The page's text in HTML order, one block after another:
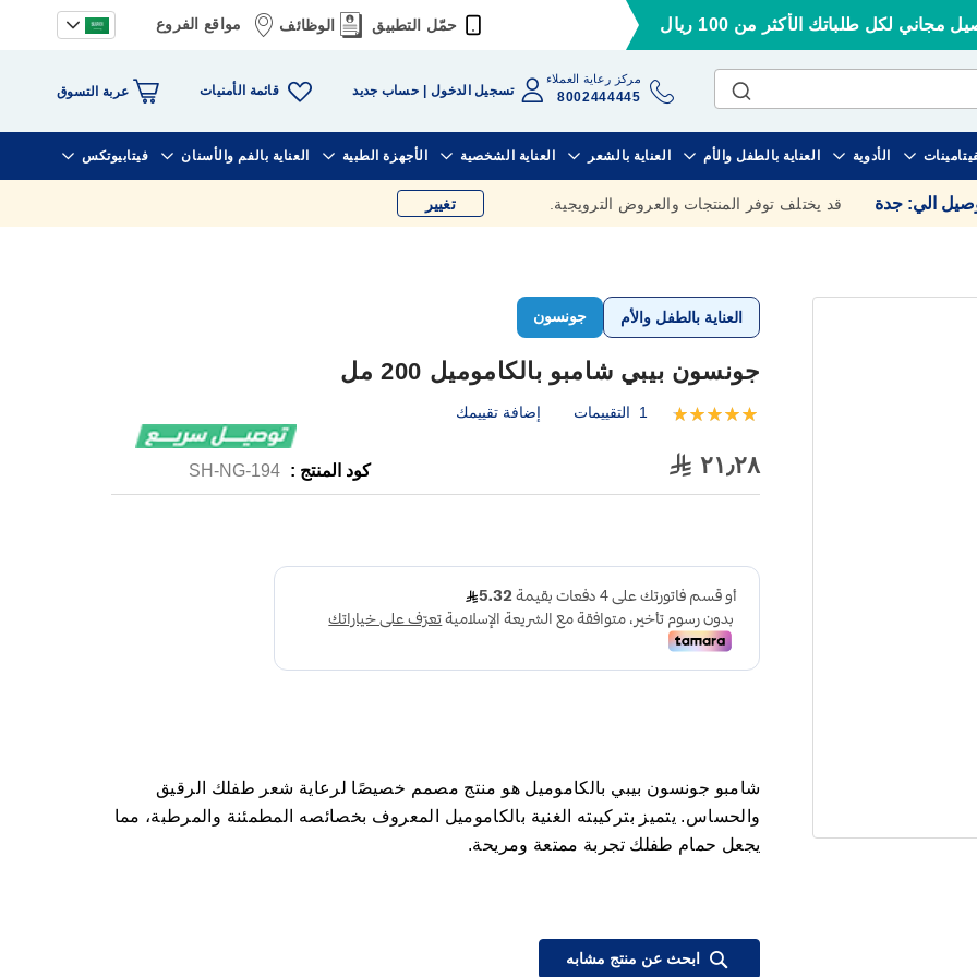
مجاني لكل طلباتك الأكثر من 100 ريال حمّل التطبيق الوظائف مواقع الفروع
مركز رعاية العملاء
8002444445 تسجيل الدخول حساب جديد قائمة الأمنيات عربة التسوق
الأدوية العناية بالطفل والأم العناية بالشعر العناية الشخصية الأجهزة الطبية العناية بالفم والأسنان فيتابيوتكس
الي: جدة قد يختلف توفر المنتجات والعروض الترويجية. تغيير
العناية بالطفل والأم جونسون
جونسون بيبي شامبو بالكاموميل 200 مل
تقييم:
1 التقييمات إضافة تقييمك
٢١٫٢٨ كود المنتج : SH-NG-194
شامبو جونسون بيبي بالكاموميل هو منتج مصمم خصيصًا لرعاية شعر طفلك الرقيق
والحساس. يتميز بتركيبته الغنية بالكاموميل المعروف بخصائصه المطمئنة والمرطبة، مما
يجعل حمام طفلك تجربة ممتعة ومريحة.
ابحث عن منتج مشابه